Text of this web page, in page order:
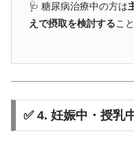
🩺糖尿病治療中の方は
えで摂取を検討するこ
✅ 4. 妊娠中・ 授乳